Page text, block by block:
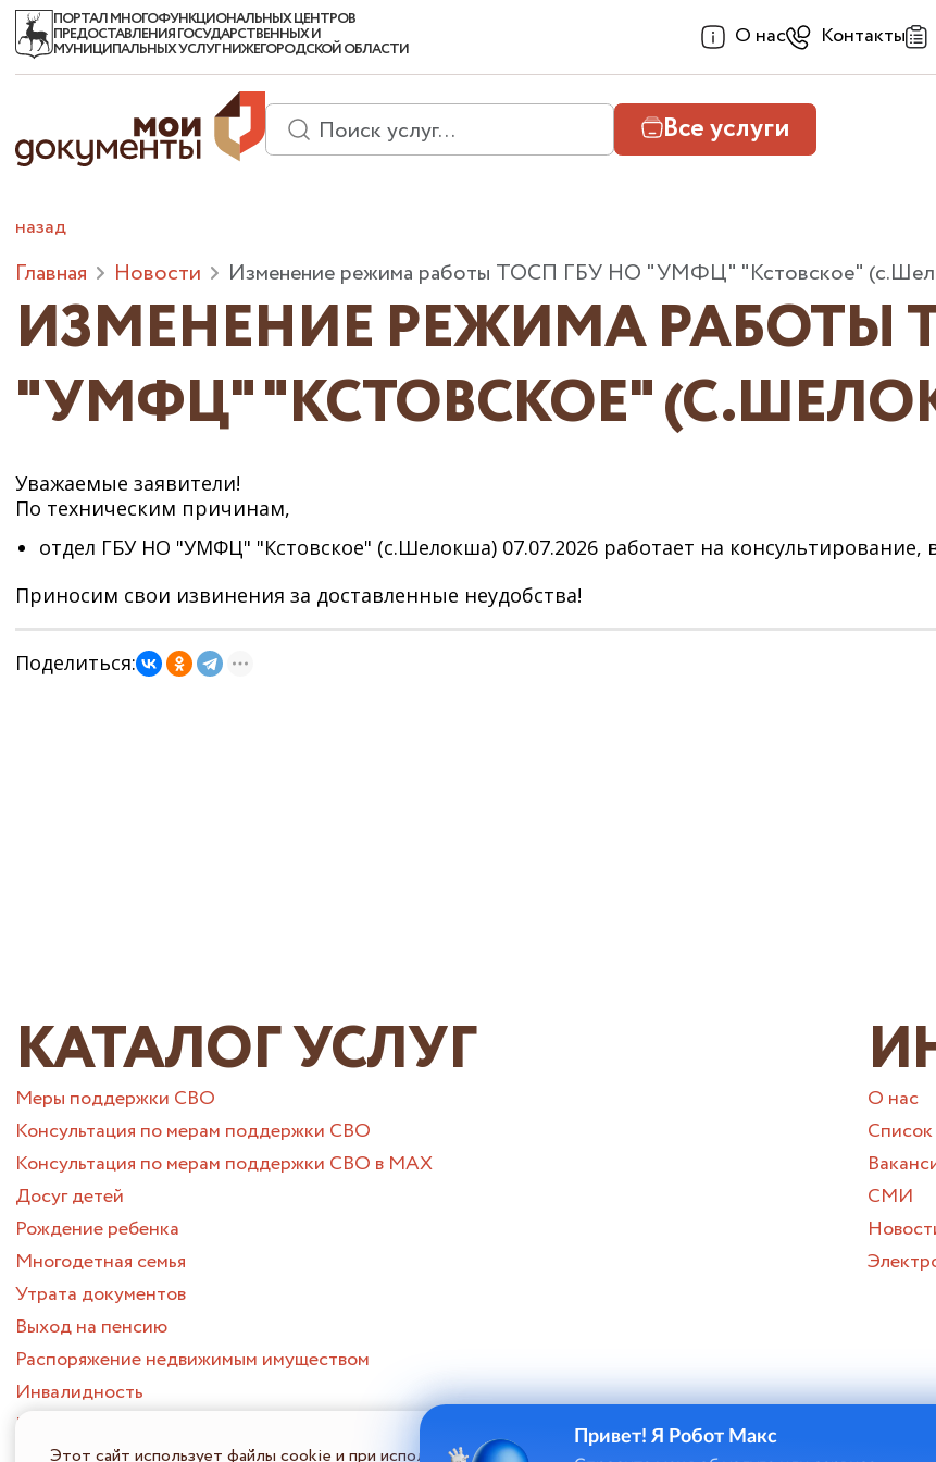
ПОРТАЛ МНОГОФУНКЦИОНАЛЬНЫХ ЦЕНТРОВ
ПРЕДОСТАВЛЕНИЯ ГОСУДАРСТВЕННЫХ И
МУНИЦИПАЛЬНЫХ УСЛУГ НИЖЕГОРОДСКОЙ ОБЛАСТИ О нас Контакты
Все услуги
назад
Главная Новости Изменение режима работы ТОСП ГБУ НО "УМФЦ" "Кстовское"
ИЗМЕНЕНИЕ РЕЖИМА РАБОТЫ
"УМФЦ" "КСТОВСКОЕ"
Уважаемые заявители!
По техническим причинам,
отдел ГБУ НО "УМФЦ" "Кстовское" (с.Шелокша) 07.07.2026 работает на консультирование,
Приносим свои извинения за доставленные неудобства!
Поделиться:
КАТАЛОГ УСЛУГ
Меры поддержки СВО
Консультация по мерам поддержки СВО
Консультация по мерам поддержки СВО в МАХ
Досуг детей
Рождение ребенка
Многодетная семья
Утрата документов
Выход на пенсию
Распоряжение недвижимым имуществом
Инвалидность
Муниципальные услуги СВО
О нас
СМИ
Этот сайт использует файлы cookie и при использовании онлайн-чата в некоторых случаях потребуется ввод
Привет! Я Робот Макс